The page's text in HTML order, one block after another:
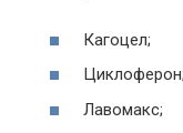
Кагоцел;
Циклоферон;
Лавомакс;